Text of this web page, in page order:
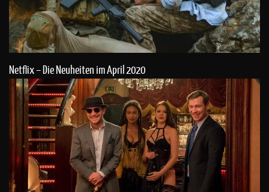
Netflix – Die Neuheiten im April 2020